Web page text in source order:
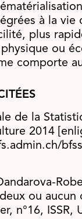
à la vie
plus
ou
comporte
de la
2014
ou aucun
n°16, ISSR,